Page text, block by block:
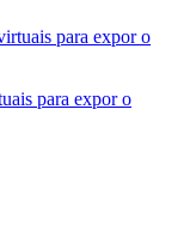
para expor o